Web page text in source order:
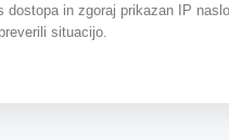
in zgoraj prikazan IP
situacijo.